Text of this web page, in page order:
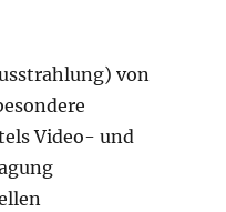
von
Video- und